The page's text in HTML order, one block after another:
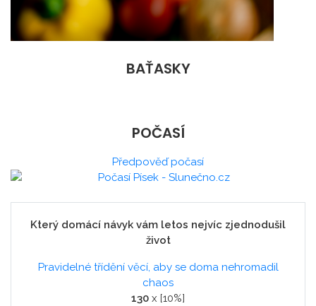
BAŤASKY
POČASÍ
Předpověď počasí
Který domácí návyk vám letos nejvíc zjednodušil
život
Pravidelné třídění věcí, aby se doma nehromadil
chaos
130 x [10%]